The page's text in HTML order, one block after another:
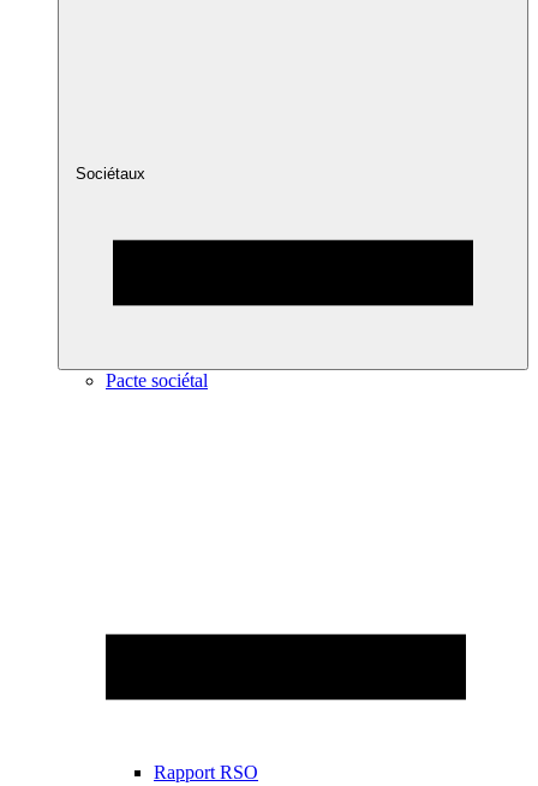
Sociétaux
Pacte sociétal
Rapport RSO